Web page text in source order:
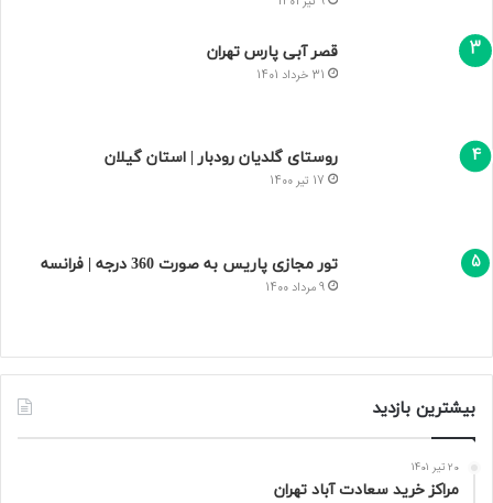
قصر آبی پارس تهران
31 خرداد 1401
روستای گلدیان رودبار | استان گیلان
17 تیر 1400
تور مجازی پاریس به صورت 360 درجه | فرانسه
9 مرداد 1400
بیشترین بازدید
20 تیر 1401
مراکز خرید سعادت‌ آباد تهران